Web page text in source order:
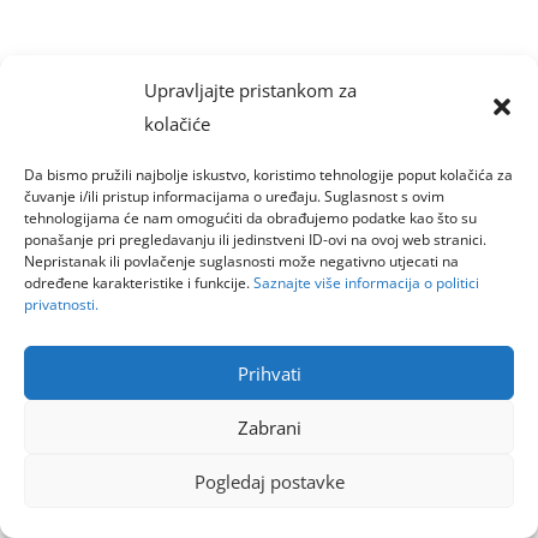
Upravljajte pristankom za
kolačiće
Da bismo pružili najbolje iskustvo, koristimo tehnologije poput kolačića za
čuvanje i/ili pristup informacijama o uređaju. Suglasnost s ovim
tehnologijama će nam omogućiti da obrađujemo podatke kao što su
ponašanje pri pregledavanju ili jedinstveni ID-ovi na ovoj web stranici.
Nepristanak ili povlačenje suglasnosti može negativno utjecati na
određene karakteristike i funkcije.Saznajte više informacija o politici
privatnosti.
Prihvati
Zabrani
Pogledaj postavke